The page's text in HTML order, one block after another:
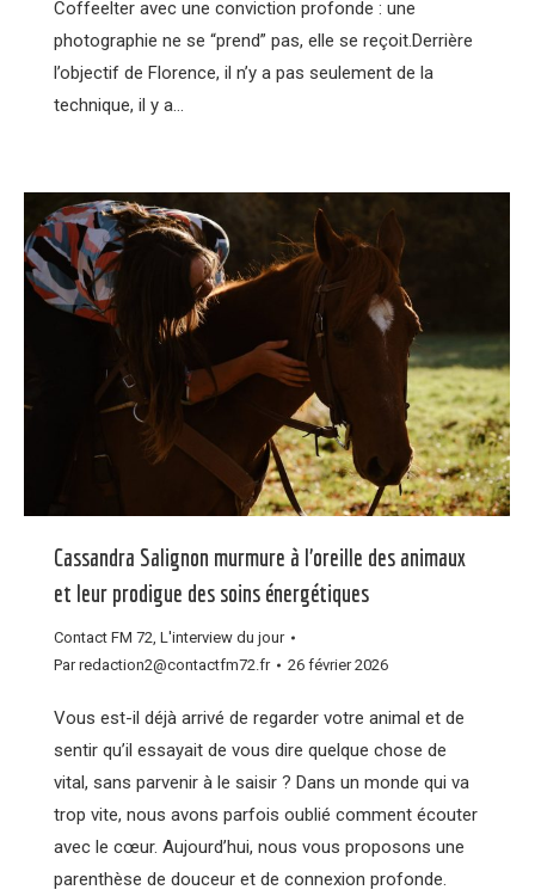
Coffeelter avec une conviction profonde : une
photographie ne se “prend” pas, elle se reçoit.Derrière
l’objectif de Florence, il n’y a pas seulement de la
technique, il y a…
Cassandra Salignon murmure à l’oreille des animaux
et leur prodigue des soins énergétiques
Contact FM 72, L'interview du jour
Parredaction2@contactfm72.fr 26 février 2026
Vous est-il déjà arrivé de regarder votre animal et de
sentir qu’il essayait de vous dire quelque chose de
vital, sans parvenir à le saisir ? Dans un monde qui va
trop vite, nous avons parfois oublié comment écouter
avec le cœur. Aujourd’hui, nous vous proposons une
parenthèse de douceur et de connexion profonde.